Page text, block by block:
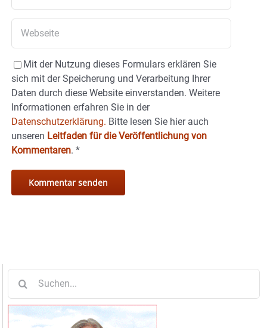
Mit der Nutzung dieses Formulars erklären Sie
sich mit der Speicherung und Verarbeitung Ihrer
Daten durch diese Website einverstanden. Weitere
Informationen erfahren Sie in der
Datenschutzerklärung. Bitte lesen Sie hier auch
unseren Leitfaden für die Veröffentlichung von
Kommentaren. *
nach: